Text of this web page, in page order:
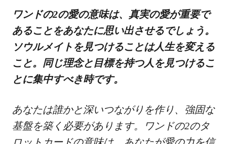
ワンドの2の愛の意味は、真実の愛が重要で
あることをあなたに思い出させるでしょう。
ソウルメイトを見つけることは人生を変える
こと。同じ理念と目標を持つ人を見つけるこ
とに集中すべき時です。
あなたは誰かと深いつながりを作り、強固な
基盤を築く必要があります。ワンドの2のタ